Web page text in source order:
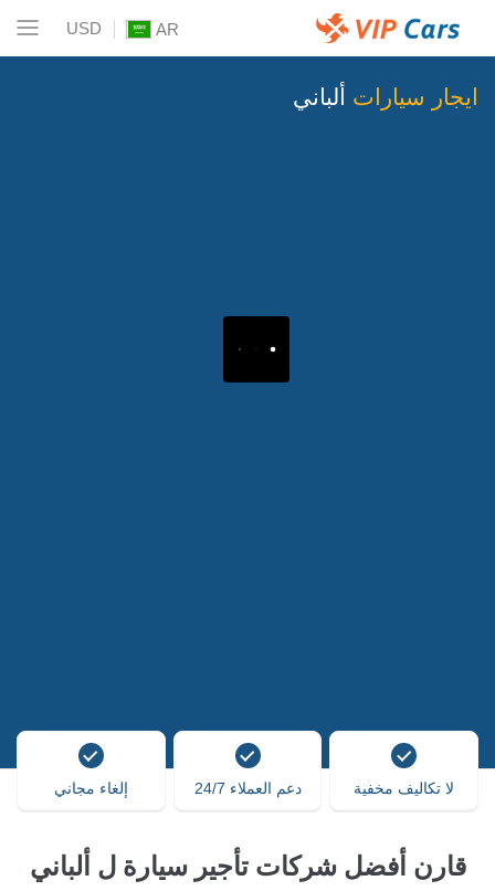
AR
USD
ايجار سيارات ألباني
لا تكاليف مخفية دعم العملاء 24/7 إلغاء مجاني
قارن أفضل شركات تأجير سيارة ل ألباني